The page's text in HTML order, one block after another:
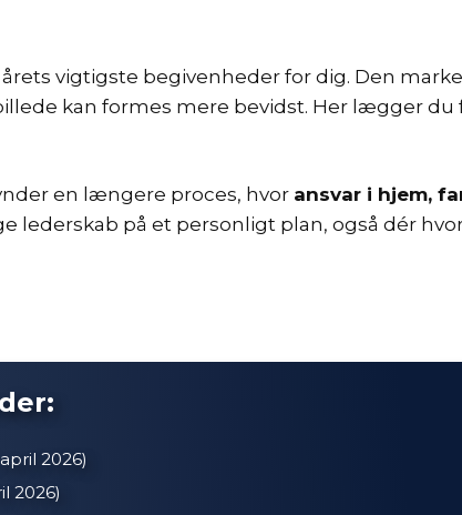
vigtigste begivenheder for dig. Den
kan formes mere bevidst. Her lægger
en længere proces, hvor ansvar i hjem,
lederskab på et personligt plan, også dér
2026)
2026)